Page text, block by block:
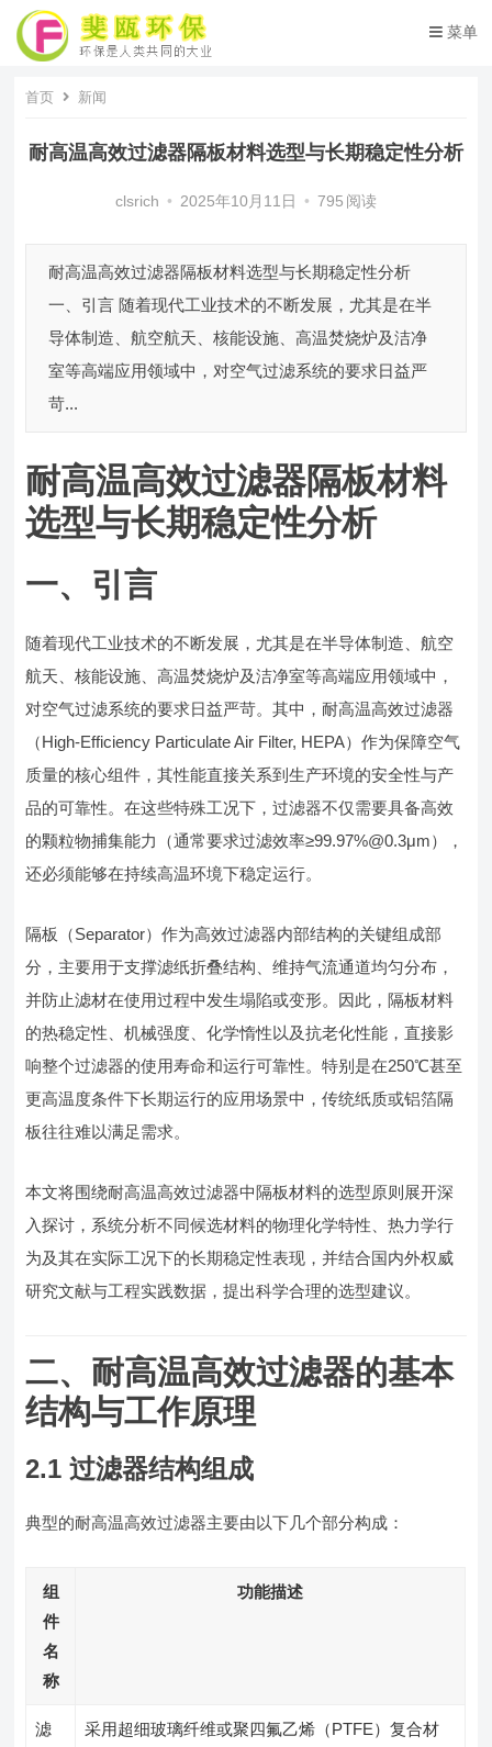
菜单
首页 新闻
耐高温高效过滤器隔板材料选型与长期稳定性分析
clsrich • 2025年10月11日 • 795 阅读
耐高温高效过滤器隔板材料选型与长期稳定性分析
一、引言 随着现代工业技术的不断发展，尤其是在半
导体制造、航空航天、核能设施、高温焚烧炉及洁净
室等高端应用领域中，对空气过滤系统的要求日益严
苛...
耐高温高效过滤器隔板材料
选型与长期稳定性分析
一、引言
随着现代工业技术的不断发展，尤其是在半导体制造、航空
航天、核能设施、高温焚烧炉及洁净室等高端应用领域中，
对空气过滤系统的要求日益严苛。其中，耐高温高效过滤器
（High-Efficiency Particulate Air Filter, HEPA）作为保障空气
质量的核心组件，其性能直接关系到生产环境的安全性与产
品的可靠性。在这些特殊工况下，过滤器不仅需要具备高效
的颗粒物捕集能力（通常要求过滤效率≥99.97%@0.3μm），
还必须能够在持续高温环境下稳定运行。
隔板（Separator）作为高效过滤器内部结构的关键组成部
分，主要用于支撑滤纸折叠结构、维持气流通道均匀分布，
并防止滤材在使用过程中发生塌陷或变形。因此，隔板材料
的热稳定性、机械强度、化学惰性以及抗老化性能，直接影
响整个过滤器的使用寿命和运行可靠性。特别是在250℃甚至
更高温度条件下长期运行的应用场景中，传统纸质或铝箔隔
板往往难以满足需求。
本文将围绕耐高温高效过滤器中隔板材料的选型原则展开深
入探讨，系统分析不同候选材料的物理化学特性、热力学行
为及其在实际工况下的长期稳定性表现，并结合国内外权威
研究文献与工程实践数据，提出科学合理的选型建议。
二、耐高温高效过滤器的基本
结构与工作原理
2.1 过滤器结构组成
典型的耐高温高效过滤器主要由以下几个部分构成：
组
件
名
称
功能描述
滤
采用超细玻璃纤维或聚四氟乙烯（PTFE）复合材